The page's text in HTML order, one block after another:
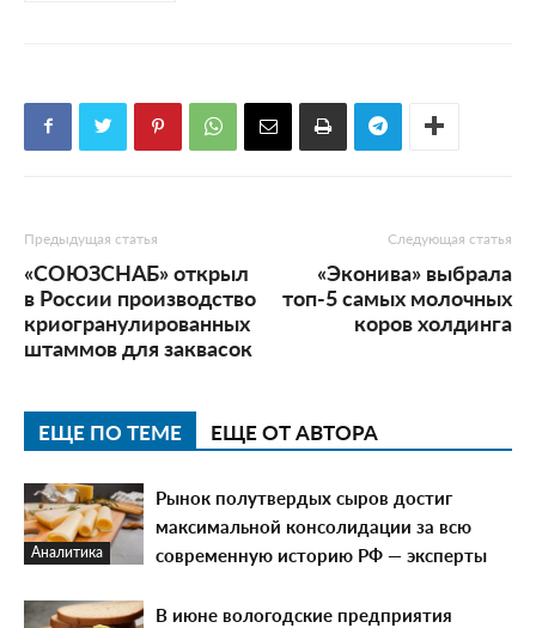
Предыдущая статья
«СОЮЗСНАБ» открыл
в России производство
криогранулированных
штаммов для заквасок
Следующая статья
«Эконива» выбрала
топ-5 самых молочных
коров холдинга
ЕЩЕ ПО ТЕМЕ ЕЩЕ ОТ АВТОРА
Аналитика
Рынок полутвердых сыров достиг
максимальной консолидации за всю
современную историю РФ — эксперты
В июне вологодские предприятия